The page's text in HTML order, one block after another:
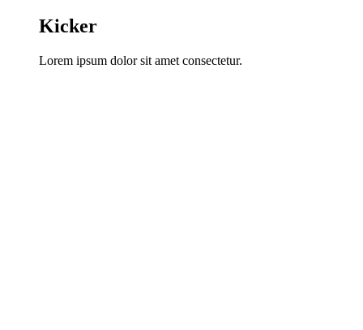
Kicker
Lorem ipsum dolor sit amet consectetur.